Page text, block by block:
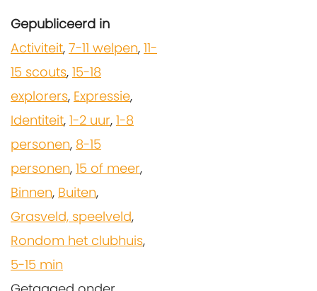
Gepubliceerd in
Activiteit, 7-11 welpen, 11-
15 scouts, 15-18
explorers, Expressie,
Identiteit, 1-2 uur, 1-8
personen, 8-15
personen, 15 of meer,
Binnen, Buiten,
Grasveld, speelveld,
Rondom het clubhuis,
5-15 min